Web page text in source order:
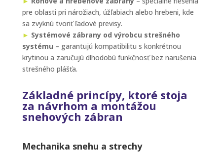
pre oblasti pri nárožiach, úžľabiach alebo hrebeni, kde
sa zvyknú tvoriť ľadové previsy.
► Systémové zábrany od výrobcu strešného
systému – garantujú kompatibilitu s konkrétnou
krytinou a zaručujú dlhodobú funkčnosť bez narušenia
strešného plášťa.
Základné princípy, ktoré stoja
za návrhom a montážou
snehových zábran
Mechanika snehu a strechy